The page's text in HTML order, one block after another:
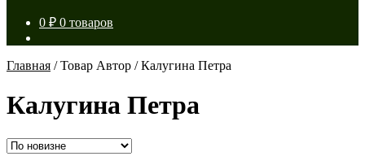
0 ₽ 0 товаров
Главная /Товар Автор /Калугина Петра
Калугина Петра